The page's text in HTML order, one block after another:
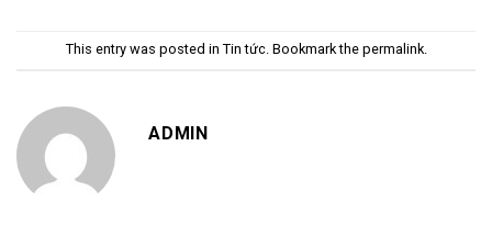
This entry was posted in Tin tức. Bookmark the permalink.
ADMIN